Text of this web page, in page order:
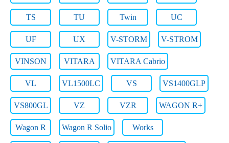
TS TU Twin UC
UF UX V-STORM V-STROM
VINSON VITARA VITARA Cabrio
VL VL1500LC VS VS1400GLP
VS800GL VZ VZR WAGON R+
Wagon R Wagon R Solio Works